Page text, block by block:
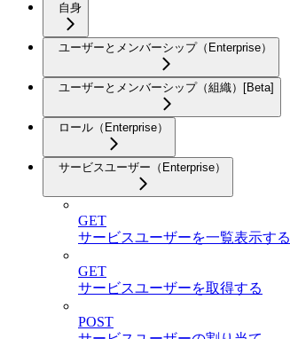
自身
ユーザーとメンバーシップ（Enterprise）
ユーザーとメンバーシップ（組織）[Beta]
ロール（Enterprise）
サービスユーザー（Enterprise）
GET
サービスユーザーを一覧表示する
GET
サービスユーザーを取得する
POST